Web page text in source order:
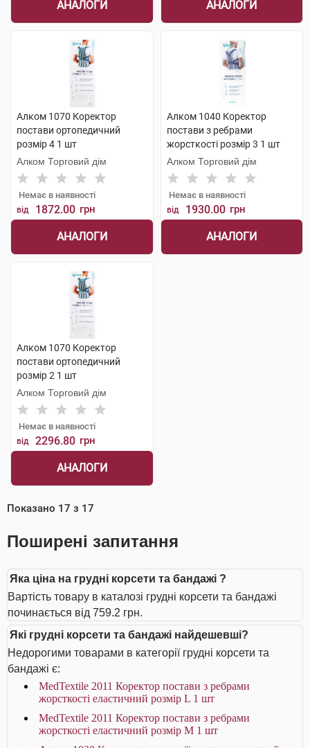
АНАЛОГИ АНАЛОГИ
Алком 1070 Коректор
постави ортопедичний
розмір 4 1 шт
Алком Торговий дім
Немає в наявності
від 1872.00 грн
АНАЛОГИ
Алком 1040 Коректор
постави з ребрами
жорсткості розмір 3 1 шт
Алком Торговий дім
Немає в наявності
від 1930.00 грн
АНАЛОГИ
Алком 1070 Коректор
постави ортопедичний
розмір 2 1 шт
Алком Торговий дім
Немає в наявності
від 2296.80 грн
АНАЛОГИ
Показано 17 з 17
Поширені запитання
Яка ціна на грудні корсети та бандажі ?
Вартість товару в каталозі грудні корсети та бандажі
починається від 759.2 грн.
Які грудні корсети та бандажі найдешевші?
Недорогими товарами в категорії грудні корсети та
бандажі є:
MedTextile 2011 Коректор постави з ребрами
жорсткості еластичний розмір L 1 шт
MedTextile 2011 Коректор постави з ребрами
жорсткості еластичний розмір М 1 шт